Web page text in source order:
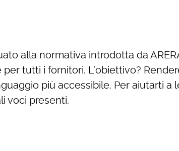
alla normativa introdotta da
tutti i fornitori. L’obiettivo?
più accessibile. Per aiutarti
voci presenti.